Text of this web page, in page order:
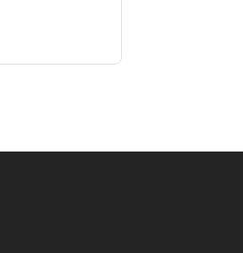
dans un nouvel onglet)